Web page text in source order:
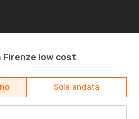
Firenze low cost
Sola andata